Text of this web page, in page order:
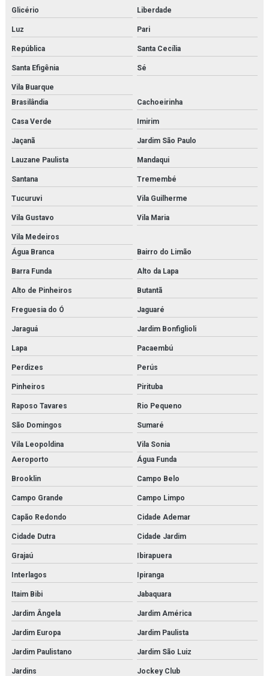
Fornecedor de microscópio para estudo
Fornecedor de microscópio para faculdades
Fornecedor de microscópio para laboratórios
Fornecedor de modelo anatômico
Fornecedor de modelo anatômico médico
Fornecedor de modelo anatômico médico para faculdades
Fornecedor de modelo anatômico médico para hospitais
Fornecedor de modelo anatômico médico para laboratórios
Fornecedor de modelo anatômico para estudo
Fornecedor de modelo anatômico para faculdades
Fornecedor de modelo anatômico para hospitais
Fornecedor de modelo anatômico para laboratórios
Fornecedor de simulador médico
Fornecedor de simulador médico para estudo
Fornecedor de simulador médico para faculdades
Fornecedor de simulador médico para hospitais
Fornecedor de simulador médico para laboratórios
Kit modelo molecular
Kit molecular médico em são paulo
Kit molecular médico em sp
Kit molecular médico para estudo
Kit molecular química
Kit molecular química orgânica
Kit molecular química orgânica e inorgânica
Manequim simulador de rcp
Microscopia monocular
Microscópio biológico binocular
Glicério Liberdade
Luz Pari
República Santa Cecília
Santa Efigênia Sé
Vila Buarque
Brasilândia
Cachoeirinha
Casa Verde Imirim
Jaçanã Jardim São Paulo
Lauzane Paulista Mandaqui
Santana Tremembé
Tucuruvi Vila Guilherme
Vila Gustavo Vila Maria
Vila Medeiros
Água Branca
Bairro do Limão
Barra Funda Alto da Lapa
Alto de Pinheiros Butantã
Freguesia do Ó Jaguaré
Jaraguá Jardim Bonfiglioli
Lapa Pacaembú
Perdizes Perús
Pinheiros Pirituba
Raposo Tavares Rio Pequeno
São Domingos Sumaré
Vila Leopoldina
Vila Sonia
Aeroporto
Água Funda
Brooklin Campo Belo
Campo Grande Campo Limpo
Capão Redondo Cidade Ademar
Cidade Dutra Cidade Jardim
Grajaú Ibirapuera
Interlagos Ipiranga
Itaim Bibi Jabaquara
Jardim Ângela Jardim América
Jardim Europa Jardim Paulista
Jardim Paulistano Jardim São Luiz
Jardins Jockey Club